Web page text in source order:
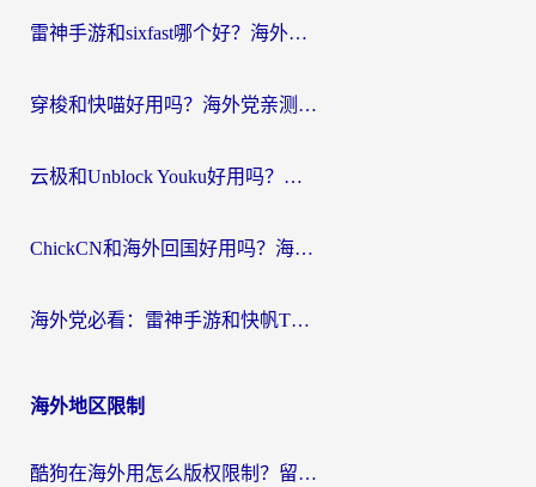
雷神手游和sixfast哪个好？海外党亲测3款回国加速器，教你选对不踩坑
穿梭和快喵好用吗？海外党亲测：小众加速器对比+番茄加速器深度体验
云极和Unblock Youku好用吗？海外党亲测+2026回国加速器避坑指南
ChickCN和海外回国好用吗？海外党2026亲测：从手游到影音，选对加速器的3个关键
海外党必看：雷神手游和快帆TV版好用吗？3步选对回国加速器不踩坑
海外地区限制
酷狗在海外用怎么版权限制？留学生亲测：3步解决听国内音乐难题